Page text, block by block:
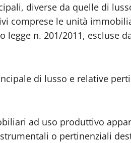
diverse da quelle di
comprese le unità
legge n. 201/2011, escluse
di lusso e relative
ad uso produttivo
o pertinenziali